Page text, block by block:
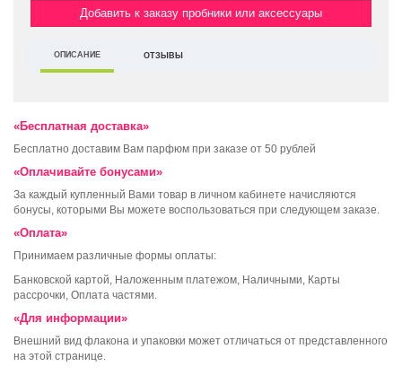
Добавить к заказу пробники или аксессуары
ОПИСАНИЕ ОТЗЫВЫ
«Бесплатная доставка»
Бесплатно доставим Вам парфюм при заказе от 50 рублей
«Оплачивайте бонусами»
За каждый купленный Вами товар в личном кабинете начисляются
бонусы, которыми Вы можете воспользоваться при следующем заказе.
«Оплата»
Принимаем различные формы оплаты:
Банковской картой, Наложенным платежом, Наличными, Карты
рассрочки, Оплата частями.
«Для информации»
Внешний вид флакона и упаковки может отличаться от представленного
на этой странице.